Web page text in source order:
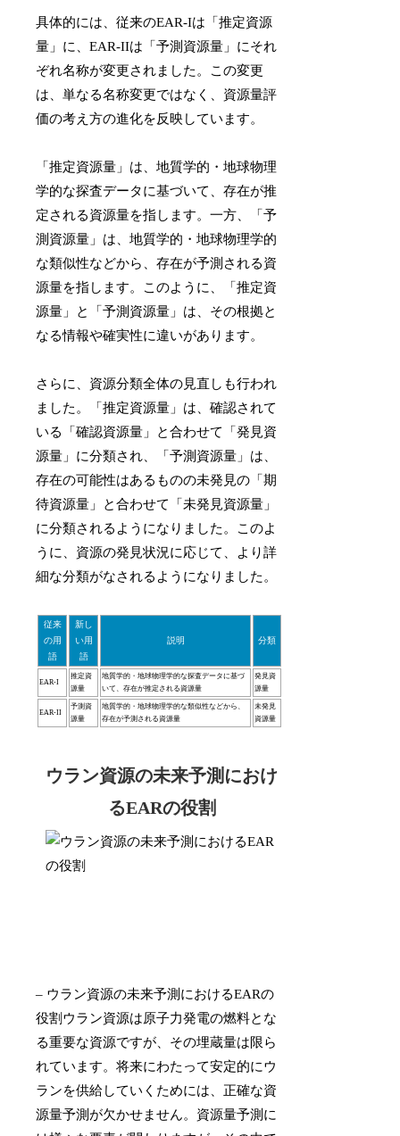
具体的には、従来のEAR-Iは「推定資源
量」に、EAR-IIは「予測資源量」にそれ
ぞれ名称が変更されました。この変更
は、単なる名称変更ではなく、資源量評
価の考え方の進化を反映しています。
「推定資源量」は、地質学的・地球物理
学的な探査データに基づいて、存在が推
定される資源量を指します。一方、「予
測資源量」は、地質学的・地球物理学的
な類似性などから、存在が予測される資
源量を指します。このように、「推定資
源量」と「予測資源量」は、その根拠と
なる情報や確実性に違いがあります。
さらに、資源分類全体の見直しも行われ
ました。「推定資源量」は、確認されて
いる「確認資源量」と合わせて「発見資
源量」に分類され、「予測資源量」は、
存在の可能性はあるものの未発見の「期
待資源量」と合わせて「未発見資源量」
に分類されるようになりました。このよ
うに、資源の発見状況に応じて、より詳
細な分類がなされるようになりました。
従来
の用
語
新し
い用
語
説明 分類
EAR-I
推定資
源量
地質学的・地球物理学的な探査データに基づ
いて、存在が推定される資源量
発見資
源量
EAR-II
予測資
源量
地質学的・地球物理学的な類似性などから、
存在が予測される資源量
未発見
資源量
ウラン資源の未来予測におけ
るEARの役割
– ウラン資源の未来予測におけるEARの
役割ウラン資源は原子力発電の燃料とな
る重要な資源ですが、その埋蔵量は限ら
れています。将来にわたって安定的にウ
ランを供給していくためには、正確な資
源量予測が欠かせません。資源量予測に